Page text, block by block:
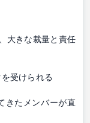
⼤きな裁量と責任
受けられる
きたメンバーが直